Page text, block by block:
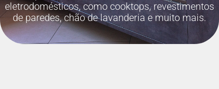
eletrodomésticos, como cooktops, revestimentos
de paredes, chão de lavanderia e muito mais.